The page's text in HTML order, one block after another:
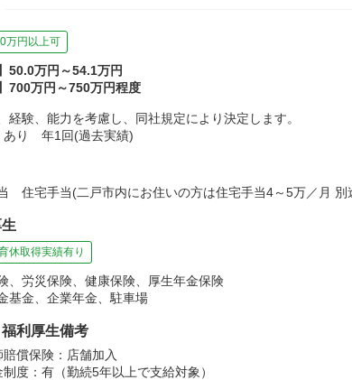
万円以上可
50.0万円～54.1万円
700万円～750万円程度
経験、能力を考慮し、同社規定により決定します。
あり 年1回(過去実績)
住宅手当(二戸市内にお住いの方は住宅手当4～5万／月
休取得実績有り
、労災保険、健康保険、厚生年金保険
基金、企業年金、駐車場
利厚生備考
償保険：店舗加入
度：有（勤続5年以上で支給対象）